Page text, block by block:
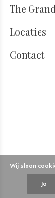
The
Locaties
Contact
©
Wij slaan
Ja